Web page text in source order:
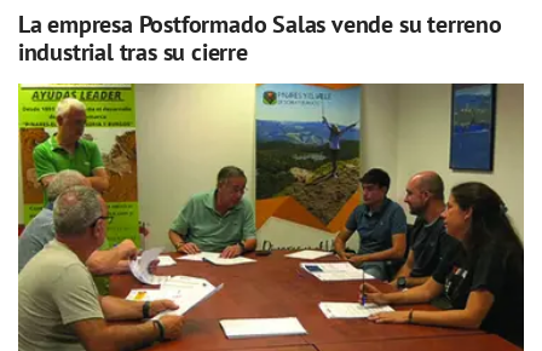
La empresa Postformado Salas vende su terreno
industrial tras su cierre